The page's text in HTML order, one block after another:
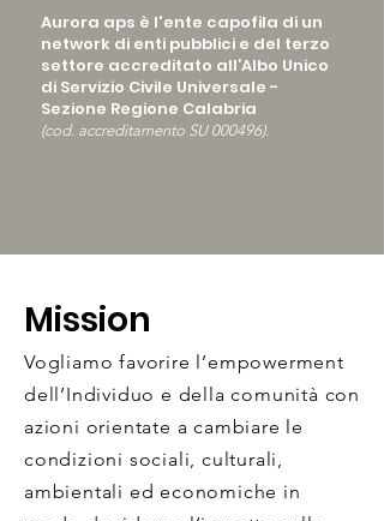
Aurora aps è l'ente capofila di un
network di enti pubblici e del terzo
settore accreditato all’Albo Unico
di Servizio Civile Universale -
Sezione Regione Calabria
(cod. accreditamento SU 000496).
Mission
Vogliamo favorire l’empowerment
dell’Individuo e della comunità con
azioni orientate a cambiare le
condizioni sociali, culturali,
ambientali ed economiche in